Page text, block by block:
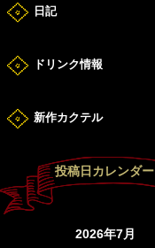
日記
ドリンク情報
新作カクテル
投稿日カレンダー
2026年7月